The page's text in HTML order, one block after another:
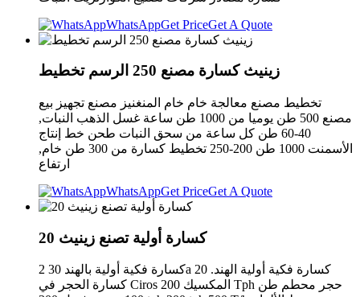
WhatsAppGet PriceGet A Quote
زينيث كسارة مصنع 250 الرسم تخطيط
تخطيط مصنع معالجة خام خام المنغنيز مصنع تجهيز بيع
مصنع 500 طن يوميا من 1000 طن ساعة غسل الذهب النبات,
40-60 طن كل ساعة من سحق النبات طحن خط إنتاج
الأسمنت 1000 طن 200-250 تخطيط كسارة من 300 طن خام,
ارتفاع
WhatsAppGet PriceGet A Quote
20 كسارة أولية تصنع زينيث
كسارة فكية أولية بالهند 30 2a 20 كسارة فكية أولية الهند.
كسارة الحجر في Ciros المكسيك 200 Tph حجر محطم طن